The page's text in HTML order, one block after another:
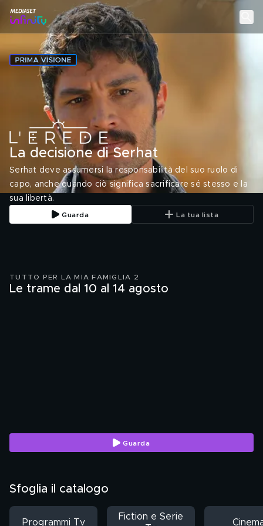
La decisione di Serhat
Serhat deve assumersi la responsabilità del suo ruolo di
capo, anche quando ciò significa sacrificare sé stesso e la
sua libertà.
Guarda La tua lista
TUTTO PER LA MIA FAMIGLIA 2
Le trame dal 10 al 14 agosto
Guarda
Sfoglia il catalogo
Programmi Tv
Fiction e Serie